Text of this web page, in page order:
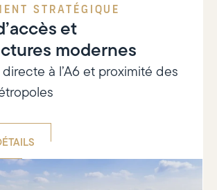
STRATÉGIQUE
et
modernes
à l’A6 et proximité des